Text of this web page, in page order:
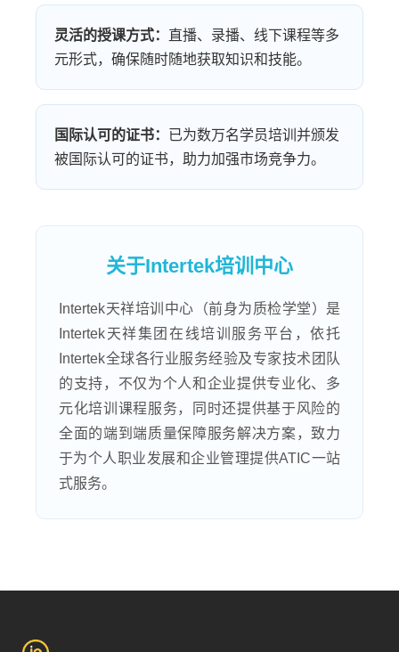
灵活的授课方式： 直播、录播、线下课程等多
元形式，确保随时随地获取知识和技能。
国际认可的证书：
已为数万名学员培训并颁发
被国际认可的证书，助力加强市场竞争力。
关于Intertek培训中心
Intertek天祥培训中心（前身为质检学堂）是
Intertek天祥集团在线培训服务平台，依托
Intertek全球各行业服务经验及专家技术团队
的支持，不仅为个人和企业提供专业化、多
元化培训课程服务，同时还提供基于风险的
全面的端到端质量保障服务解决方案，致力
于为个人职业发展和企业管理提供ATIC一站
式服务。